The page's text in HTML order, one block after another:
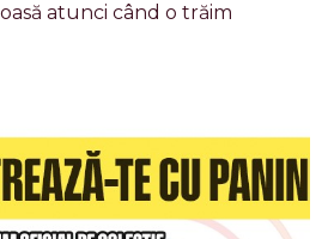
atunci când o trăim